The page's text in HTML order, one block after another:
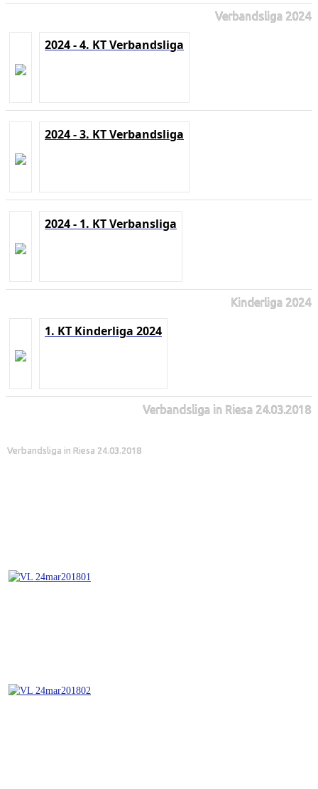
Verbandsliga 2024
2024 - 4. KT Verbandsliga
2024 - 3. KT Verbandsliga
2024 - 1. KT Verbansliga
Kinderliga 2024
1. KT Kinderliga 2024
Verbandsliga in Riesa 24.03.2018
Verbandsliga in Riesa 24.03.2018